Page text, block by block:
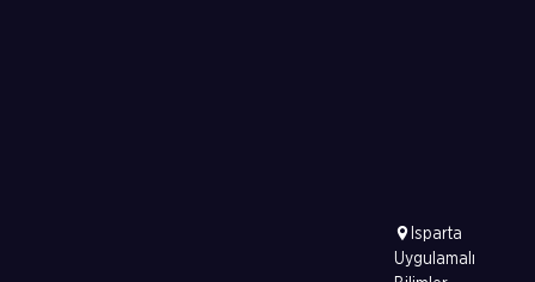
Isparta
Uygulamalı